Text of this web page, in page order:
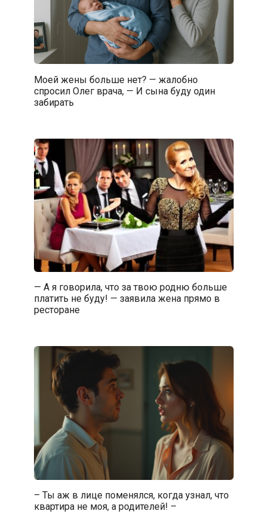
Моей жены больше нет? — жалобно
спросил Олег врача, — И сына буду один
забирать
— А я говорила, что за твою родню больше
платить не буду! — заявила жена прямо в
ресторане
– Ты аж в лице поменялся, когда узнал, что
квартира не моя, а родителей! –